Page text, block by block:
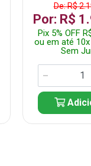
De: R$
Por: R$
Pix 5% OFF
ou em até 10x
Sem